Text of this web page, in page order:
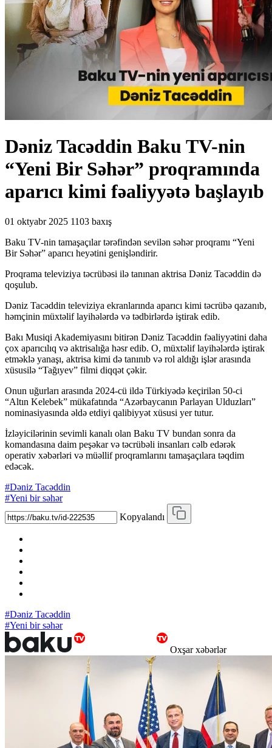
Dəniz Tacəddin Baku TV-nin
“Yeni Bir Səhər” proqramında
aparıcı kimi fəaliyyətə başlayıb
01 oktyabr 2025 1103 baxış
Baku TV-nin tamaşaçılar tərəfindən sevilən səhər proqramı “Yeni
Bir Səhər” aparıcı heyətini genişləndirir.
Proqrama televiziya təcrübəsi ilə tanınan aktrisa Dəniz Tacəddin də
qoşulub.
Dəniz Tacəddin televiziya ekranlarında aparıcı kimi təcrübə qazanıb,
həmçinin müxtəlif layihələrdə və tədbirlərdə iştirak edib.
Bakı Musiqi Akademiyasını bitirən Dəniz Tacəddin fəaliyyətini daha
çox aparıcılıq və aktrisalığa həsr edib. O, müxtəlif layihələrdə iştirak
etməklə yanaşı, aktrisa kimi də tanınıb və rol aldığı işlər arasında
xüsusilə “Tağıyev” filmi diqqət çəkir.
Onun uğurları arasında 2024-cü ildə Türkiyədə keçirilən 50-ci
“Altın Kelebek” mükafatında “Azərbaycanın Parlayan Ulduzları”
nominasiyasında əldə etdiyi qalibiyyət xüsusi yer tutur.
İzləyicilərinin sevimli kanalı olan Baku TV bundan sonra da
komandasına daim peşəkar və təcrübəli insanları cəlb edərək
operativ xəbərləri və müəllif proqramlarını tamaşaçılara təqdim
edəcək.
#Dəniz Tacəddin
#Yeni bir səhər
Kopyalandı
#Dəniz Tacəddin
#Yeni bir səhər
Oxşar xəbərlər